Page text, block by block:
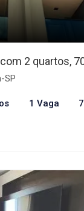
2 quartos,
SP
1 Vaga